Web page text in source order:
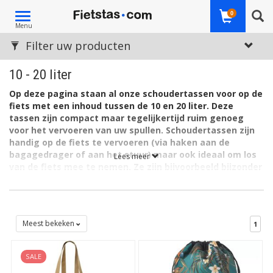
Toggle
navigation
Menu
0
10 - 20 liter
Op deze pagina staan al onze schoudertassen voor op de
fiets met een inhoud tussen de 10 en 20 liter. Deze
tassen zijn compact maar tegelijkertijd ruim genoeg
voor het vervoeren van uw spullen. Schoudertassen zijn
handig op de fiets te vervoeren (via haken aan de
bagagedrager of aan het stuur) maar ook ideaal om los
Ook in de categorie met medium schouderfietstassen is de
keuze in deze webshop groot. We hebben een aanbod van deze
niet al te kleine, tevens niet al te grote tassen voor traditionele
fietsen én e-bike. Maar óók voor bevestiging op sportieve
Lees meer
Filter uw producten
Meest bekeken 1
SALE